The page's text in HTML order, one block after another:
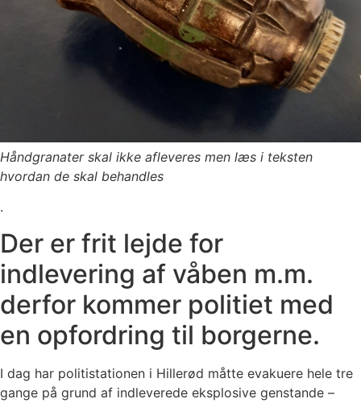
Håndgranater skal ikke afleveres men læs i teksten
hvordan de skal behandles
.
Der er frit lejde for
indlevering af våben m.m.
derfor kommer politiet med
en opfordring til borgerne.
I dag har politistationen i Hillerød måtte evakuere hele tre
gange på grund af indleverede eksplosive genstande –